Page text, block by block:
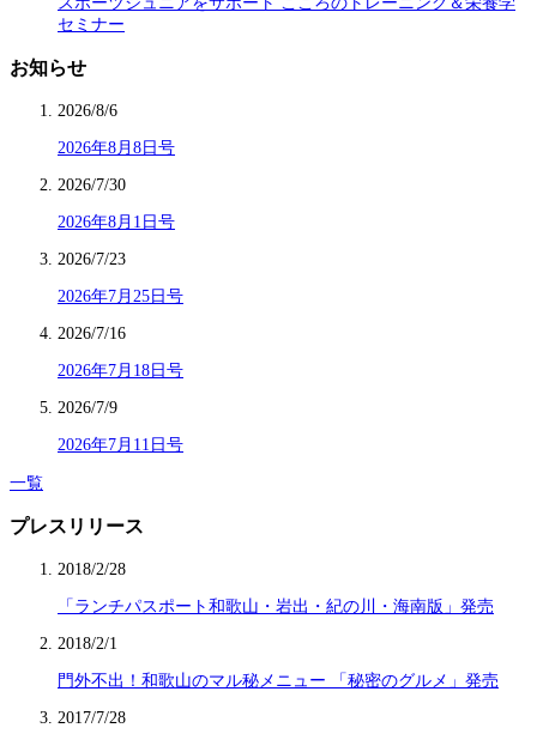
セミナー
お知らせ
2026/8/6
2026年8月8日号
2026/7/30
2026年8月1日号
2026/7/23
2026年7月25日号
2026/7/16
2026年7月18日号
2026/7/9
2026年7月11日号
一覧
プレスリリース
2018/2/28
「ランチパスポート和歌山・岩出・紀の川・海南版」発売
2018/2/1
門外不出！和歌山のマル秘メニュー 「秘密のグルメ」発売
2017/7/28